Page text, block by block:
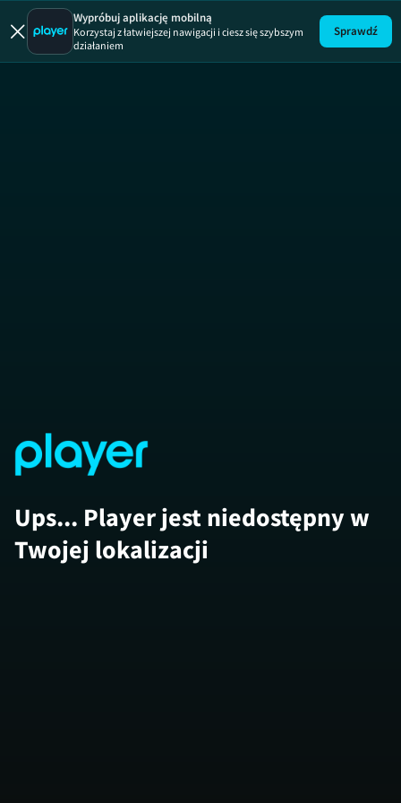
Wypróbuj aplikację mobilną
Korzystaj z łatwiejszej nawigacji i ciesz się szybszym
działaniem
Sprawdź
Ups... Player jest niedostępny w
Twojej lokalizacji